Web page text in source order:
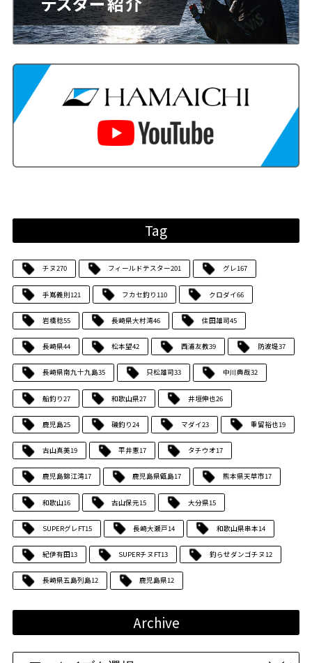
Tag
チヌ270 フィールドテスター201 グレ167
手嶌義則121 フカセ釣り 110 クロダイ66
岩橋稔55 長崎県大村湾46 住田雄司45
長崎県44 松本望42 西浦友教39 防波堤37
長崎県南九十九島35 只松雄司33 中川典哉32
船釣り27 和歌山県27 井垣伸也26
鹿児島25 磯釣り24 マダイ23 重留裕也19
古山真美19 平井憲17 タチウオ17
鹿児島錦江湾17 鹿児島県甑島17 熊本県天草市17
和歌山16 古山保元15 大分県15
SUPERグレFT15 長崎大瀬戸14 和歌山県串本14
紀伊有田13 SUPERチヌFT13 釣らせダンゴチヌ12
長崎県五島列島12 鹿児島県12
Archive